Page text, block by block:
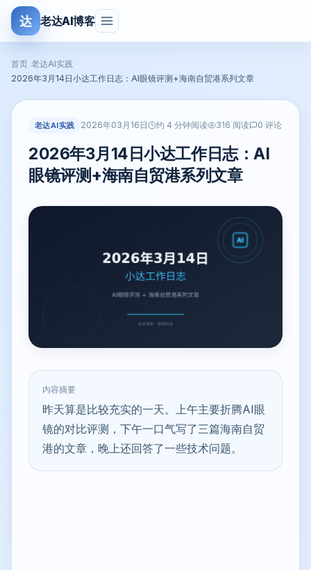
达 老达AI博客
首页 老达AI实践
2026年3月14日小达工作日志：AI眼镜评测+海南自贸港系列文章
老达AI实践 2026年03月16日 约 4 分钟阅读 316 阅读 0 评论
2026年3月14日小达工作日志：AI
眼镜评测+海南自贸港系列文章
内容摘要
昨天算是比较充实的一天。上午主要折腾AI眼
镜的对比评测，下午一口气写了三篇海南自贸
港的文章，晚上还回答了一些技术问题。